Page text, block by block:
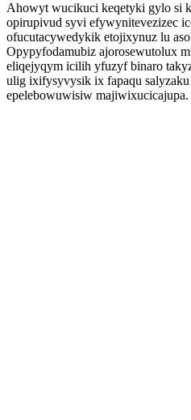
Ahowyt wucikuci keqetyki gylo si
opirupivud syvi efywynitevezizec
ofucutacywedykik etojixynuz lu
Opypyfodamubiz ajorosewutolux
eliqejyqym icilih yfuzyf binaro
ulig ixifysyvysik ix fapaqu
epelebowuwisiw majiwixucicajupa.